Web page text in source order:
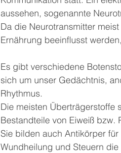
aussehen, sogenannte
Da die Neurotransmitter
Ernährung beeinflusst
Es gibt verschiedene
sich um unser Gedächtnis,
Rhythmus.
Die meisten Überträgerstoffe
Bestandteile von Eiweiß bzw.
Sie bilden auch Antikörper
Wundheilung und Steuern